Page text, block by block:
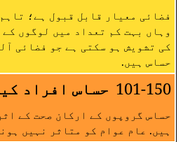
فضائی معیار قابل قبول ہے؛
وہاں بہت کم تعداد میں لوگوں
کی تشویش ہو سکتی ہے جو فضائی
حساس ہیں.
101-150 حساس افراد
حساس گروپوں کے ارکان صحت کے
ہیں. عام عوام کو متاثر نہیں